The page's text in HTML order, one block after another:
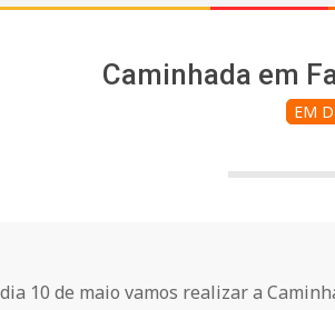
Caminhada em
EM
10 de maio vamos realizar a